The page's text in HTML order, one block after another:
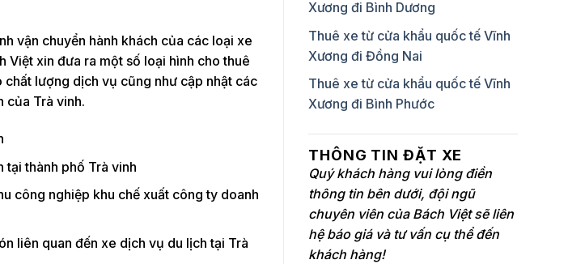
vận chuyển hành khách của các loại xe
Việt xin đưa ra một số loại hình cho thuê
lượng dịch vụ cũng như cập nhật các
của Trà vinh.
tại thành phố Trà vinh
công nghiệp khu chế xuất công ty doanh
liên quan đến xe dịch vụ du lịch tại Trà
Xương đi Bình Dương
Thuê xe từ cửa khẩu quốc tế Vĩnh
Xương đi Đồng Nai
Thuê xe từ cửa khẩu quốc tế Vĩnh
Xương đi Bình Phước
THÔNG TIN ĐẶT XE
Quý khách hàng vui lòng điền
thông tin bên dưới, đội ngũ
chuyên viên của Bách Việt sẽ liên
hệ báo giá và tư vấn cụ thể đến
khách hàng!